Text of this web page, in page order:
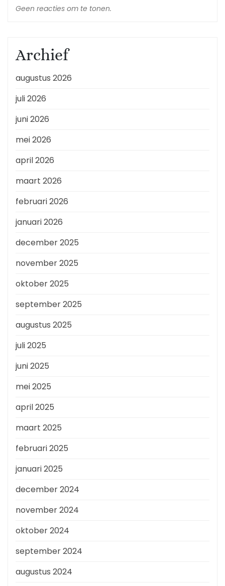
Geen reacties om te tonen.
Archief
augustus 2026
juli 2026
juni 2026
mei 2026
april 2026
maart 2026
februari 2026
januari 2026
december 2025
november 2025
oktober 2025
september 2025
augustus 2025
juli 2025
juni 2025
mei 2025
april 2025
maart 2025
februari 2025
januari 2025
december 2024
november 2024
oktober 2024
september 2024
augustus 2024